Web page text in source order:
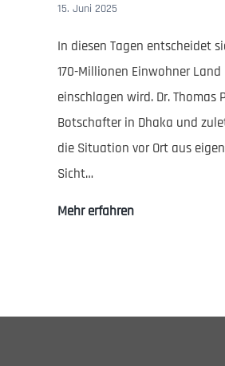
15. Juni 2025
In diesen Tagen entscheidet
170-Millionen Einwohner
einschlagen wird. Dr. Thomas
Botschafter in Dhaka und
die Situation vor Ort aus
Sicht…
Mehr erfahren37.
Dr.
Navigation